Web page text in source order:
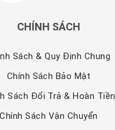
CHÍNH SÁCH
Sách & Quy Định Chung
Chính Sách Bảo Mật
Sách Đổi Trả & Hoàn Tiền
Chính Sách Vận Chuyển